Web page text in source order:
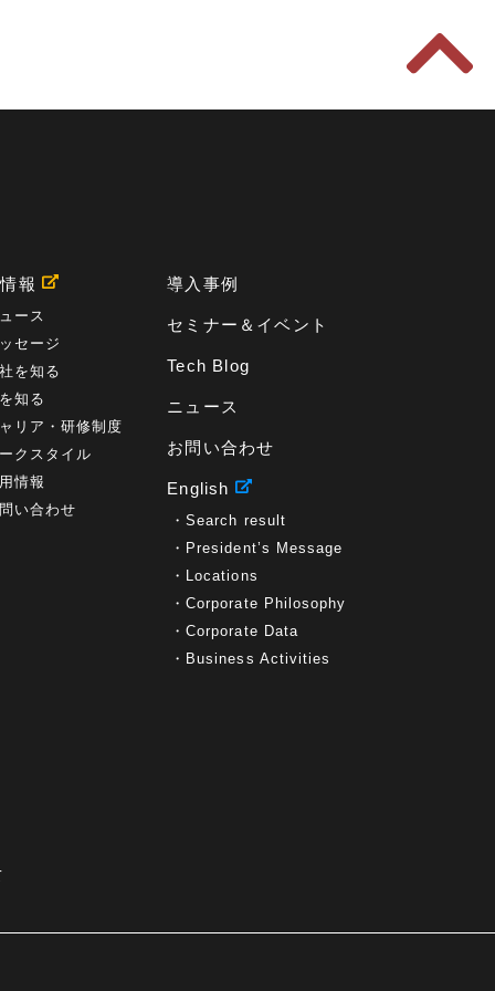
報
ース
セージ
を知る
知る
リア・研修制度
クスタイル
情報
い合わせ
導入事例
セミナー＆イベント
Tech Blog
ニュース
お問い合わせ
English
Search result
President’s Message
Locations
Corporate Philosophy
Corporate Data
Business Activities